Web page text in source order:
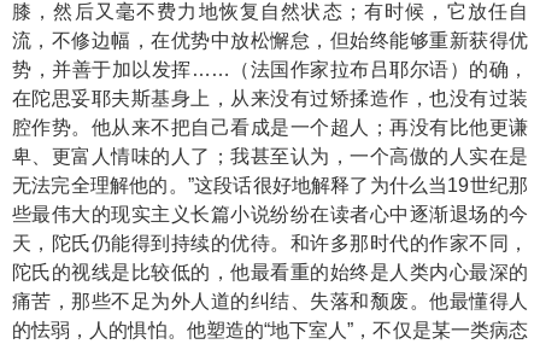
膝，然后又毫不费力地恢复自然状态；有时候，它放任自
流，不修边幅，在优势中放松懈怠，但始终能够重新获得优
势，并善于加以发挥……（法国作家拉布吕耶尔语）的确，
在陀思妥耶夫斯基身上，从来没有过矫揉造作，也没有过装
腔作势。他从来不把自己看成是一个超人；再没有比他更谦
卑、更富人情味的人了；我甚至认为，一个高傲的人实在是
无法完全理解他的。”这段话很好地解释了为什么当19世纪那
些最伟大的现实主义长篇小说纷纷在读者心中逐渐退场的今
天，陀氏仍能得到持续的优待。和许多那时代的作家不同，
陀氏的视线是比较低的，他最看重的始终是人类内心最深的
痛苦，那些不足为外人道的纠结、失落和颓废。他最懂得人
的怯弱，人的惧怕。他塑造的“地下室人”，不仅是某一类病态